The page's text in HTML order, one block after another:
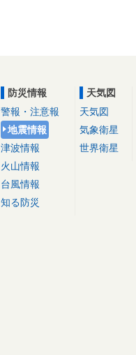
防災情報
警報・注意報
地震情報
津波情報
火山情報
台風情報
知る防災
天気図
天気図
気象衛星
世界衛星